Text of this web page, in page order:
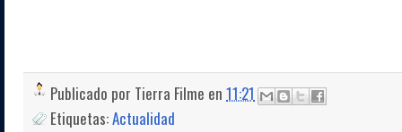
Publicado por Tierra Filme en 11:21
Etiquetas:Actualidad